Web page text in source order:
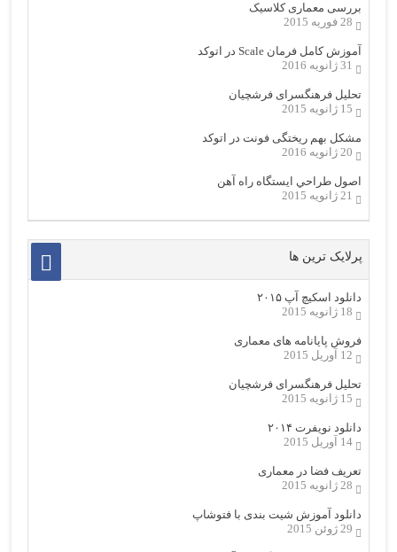
بررسی معماری کلاسیک
28 فوریه 2015
آموزش کامل فرمان Scale در اتوکد
31 ژانویه 2016
تحلیل فرهنگسرای فرشچیان
15 ژانویه 2015
مشکل بهم ریختگی فونت در اتوکد
20 ژانویه 2016
اصول طراحي ایستگاه راه آهن
21 ژانویه 2015
پرلایک ترین ها
دانلود اسکیچ آپ ۲۰۱۵
18 ژانویه 2015
فروش پایانامه های معماری
12 آوریل 2015
تحلیل فرهنگسرای فرشچیان
15 ژانویه 2015
دانلود نویفرت ۲۰۱۴
14 آوریل 2015
تعریف فضا در معماری
28 ژانویه 2015
دانلود آموزش شیت بندی با فتوشاپ
29 ژوئن 2015